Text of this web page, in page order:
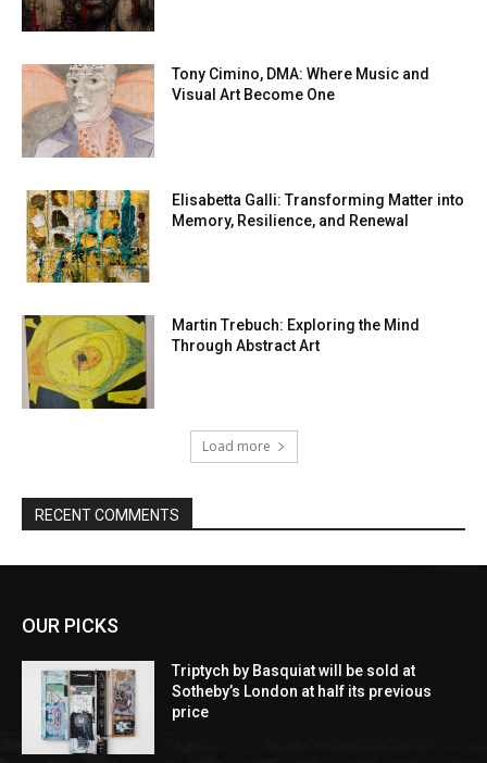
Tony Cimino, DMA: Where Music and
Visual Art Become One
Elisabetta Galli: Transforming Matter into
Memory, Resilience, and Renewal
Martin Trebuch: Exploring the Mind
Through Abstract Art
Load more
RECENT COMMENTS
OUR PICKS
Triptych by Basquiat will be sold at
Sotheby’s London at half its previous
price